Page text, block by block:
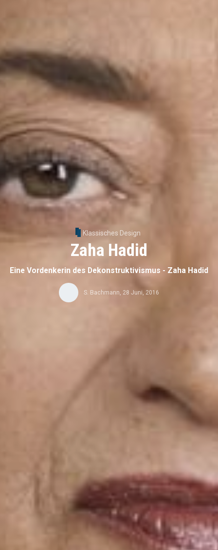
Klassisches Design
Zaha Hadid
Eine Vordenkerin des Dekonstruktivismus - Zaha Hadid
S. Bachmann, 28 Juni, 2016